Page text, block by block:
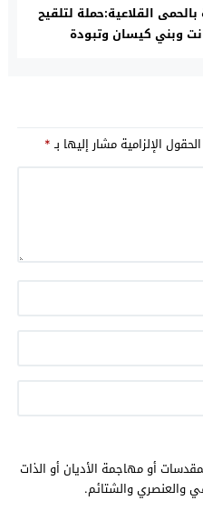
القلاعية:حملة لتلقيح
الحقول الإلزامية مشار إليها بـ*
أو مهاجمة الأديان أو الذات
والعنصري والشتائم.